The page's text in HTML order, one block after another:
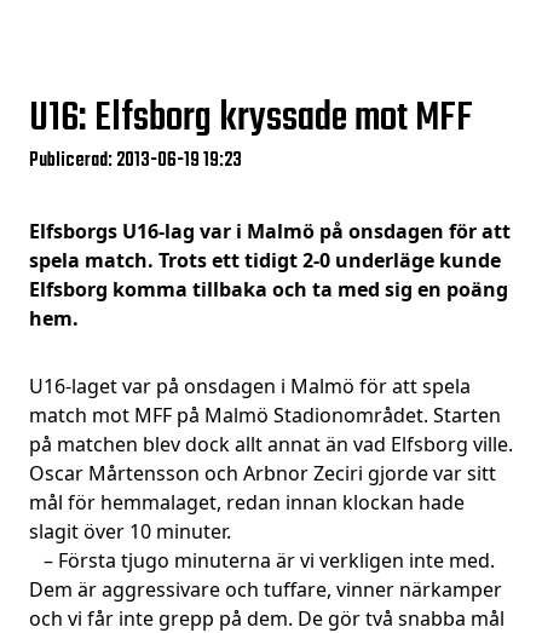
U16: Elfsborg kryssade mot MFF
Publicerad: 2013-06-19 19:23
Elfsborgs U16-lag var i Malmö på onsdagen för att
spela match. Trots ett tidigt 2-0 underläge kunde
Elfsborg komma tillbaka och ta med sig en poäng
hem.
U16-laget var på onsdagen i Malmö för att spela
match mot MFF på Malmö Stadionområdet. Starten
på matchen blev dock allt annat än vad Elfsborg ville.
Oscar Mårtensson och Arbnor Zeciri gjorde var sitt
mål för hemmalaget, redan innan klockan hade
slagit över 10 minuter.
– Första tjugo minuterna är vi verkligen inte med.
Dem är aggressivare och tuffare, vinner närkamper
och vi får inte grepp på dem. De gör två snabba mål